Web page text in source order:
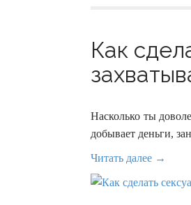
Как
Насколько ты
добывает деньги,
Читать далее →